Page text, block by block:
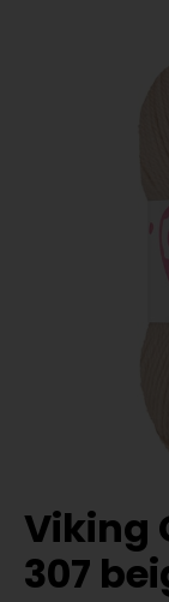
Viking
307